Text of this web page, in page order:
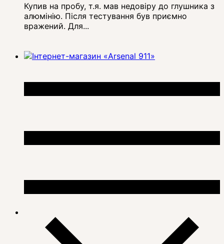
Купив на пробу, т.я. мав недовіру до глушника з
алюмінію. Після тестування був приємно
вражений. Для...